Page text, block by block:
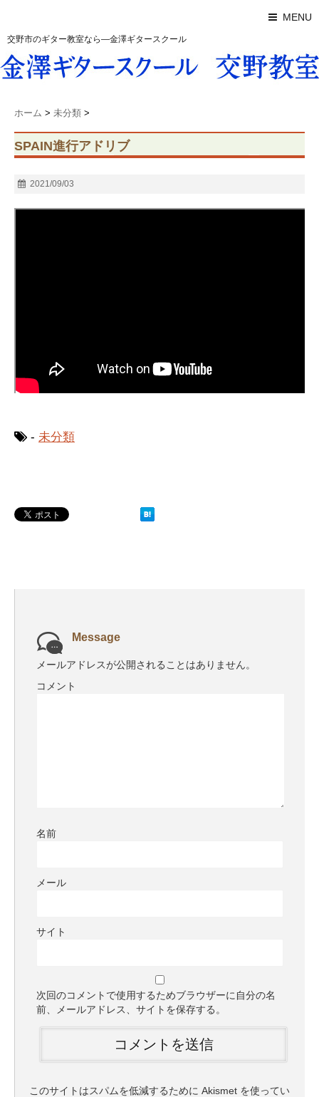
MENU
交野市のギター教室なら―金澤ギタースクール
ホーム > 未分類 >
SPAIN進行アドリブ
2021/09/03
- 未分類
Message
メールアドレスが公開されることはありません。
コメント
名前
メール
サイト
次回のコメントで使用するためブラウザーに自分の名
前、メールアドレス、サイトを保存する。
このサイトはスパムを低減するために Akismet を使ってい